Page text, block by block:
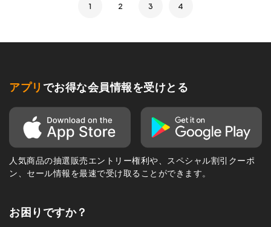
1 2 3 4
アプリ でお得な会員情報を受けとる
人気商品の抽選販売エントリー権利や、スペシャル割引クーポ
ン、セール情報を最速で受け取ることができます。
お困りですか？